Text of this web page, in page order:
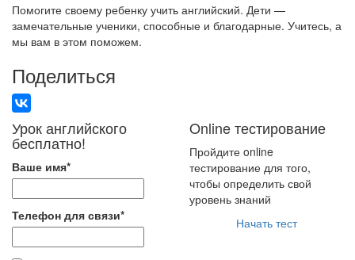
Помогите своему ребенку учить английский. Дети —
замечательные ученики, способные и благодарные. Учитесь, а
мы вам в этом поможем.
Поделиться
Урок английского
бесплатно!
Ваше имя*
Телефон для связи*
Online тестирование
Пройдите online
тестирование для того,
чтобы определить свой
уровень знаний
Начать тест